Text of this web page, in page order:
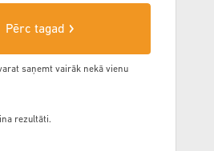
Pērc tagad
saņemt vairāk nekā vienu
rezultāti.